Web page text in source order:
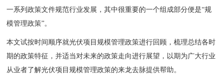
一系列政策文件规范行业发展，其中很重要的一个组成部分便是“规
模管理政策”。
本文试按时间顺序就光伏项目规模管理政策进行回顾，梳理总结各时
期的政策特征，并适当对未来的政策走向进行展望，以期为广大行业
从业者了解光伏项目规模管理政策的来龙去脉提供帮助。